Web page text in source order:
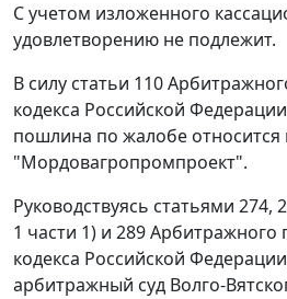
С учетом изложенного
удовлетворению не подлежит.
В силу статьи 110
кодекса Российской
пошлина по жалобе
"Мордовагропромпроект".
Руководствуясь статьями 274,
1 части 1) и 289Арбитражного
кодекса Российской
арбитражный суд Волго-